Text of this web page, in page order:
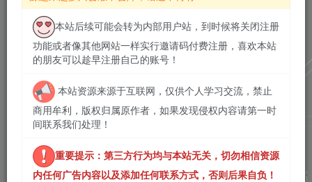
本站后续可能会转为内部用户站，到时候将关闭注册
功能或者像其他网站一样实行邀请码付费注册，喜欢本站
的朋友可以趁早注册自己的账号！
本站资源来源于互联网，仅供个人学习交流，禁止
商用牟利，版权归属原作者，如果发现侵权内容请第一时
间联系我们处理！
重要提示：第三方行为均与本站无关，切勿相信资源
内任何广告内容以及添加任何联系方式，否则后果自负！